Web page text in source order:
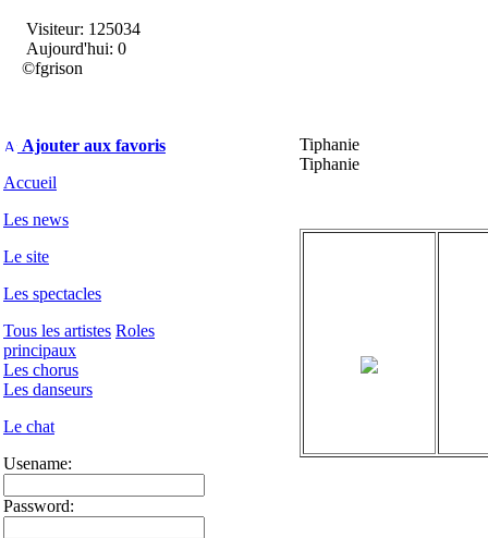
Visiteur: 125034
Aujourd'hui: 0
©fgrison
Ajouter aux favoris
Accueil
Les news
Le site
Les spectacles
Tous les artistes Roles
principaux
Les chorus
Les danseurs
Le chat
Usename:
Password:
Tiphanie
Tiphanie